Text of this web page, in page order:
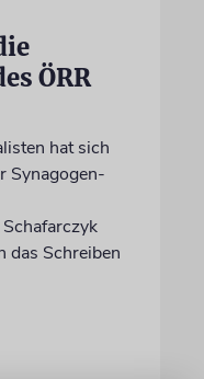
ÖRR
hat sich
Synagogen-
das Schreiben